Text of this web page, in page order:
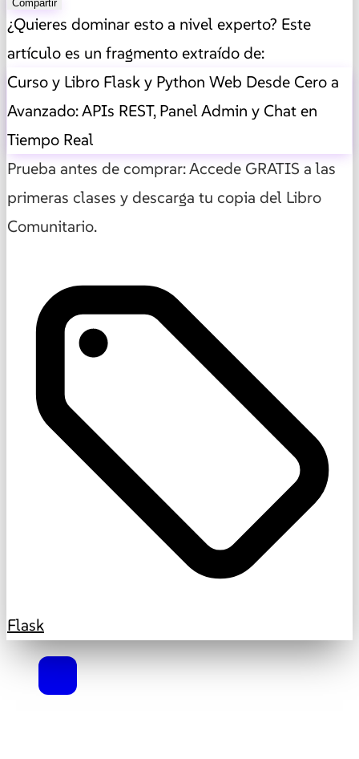
Compartir
¿Quieres dominar esto a nivel experto? Este
artículo es un fragmento extraído de:
Curso y Libro Flask y Python Web Desde Cero a
Avanzado: APIs REST, Panel Admin y Chat en
Tiempo Real
Prueba antes de comprar: Accede GRATIS a las
primeras clases y descarga tu copia del Libro
Comunitario.
Flask